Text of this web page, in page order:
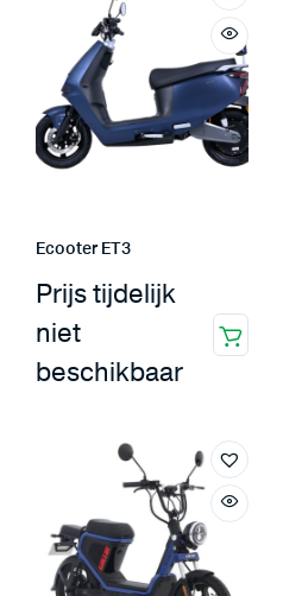
Ecooter ET3
Prijs tijdelijk
niet
beschikbaar